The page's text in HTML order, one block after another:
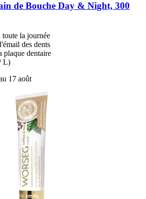
de Bouche Day & Night, 300
toute la journée
des dents
plaque dentaire
L)
17 août